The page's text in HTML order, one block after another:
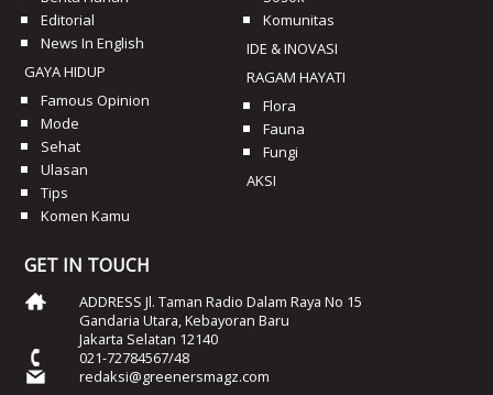
Editorial
News In English
GAYA HIDUP
Famous Opinion
Mode
Sehat
Ulasan
Tips
Komen Kamu
Komunitas
IDE & INOVASI
RAGAM HAYATI
Flora
Fauna
Fungi
AKSI
GET IN TOUCH
ADDRESS Jl. Taman Radio Dalam Raya No 15
Gandaria Utara, Kebayoran Baru
Jakarta Selatan 12140
021-72784567/48
redaksi@greenersmagz.com